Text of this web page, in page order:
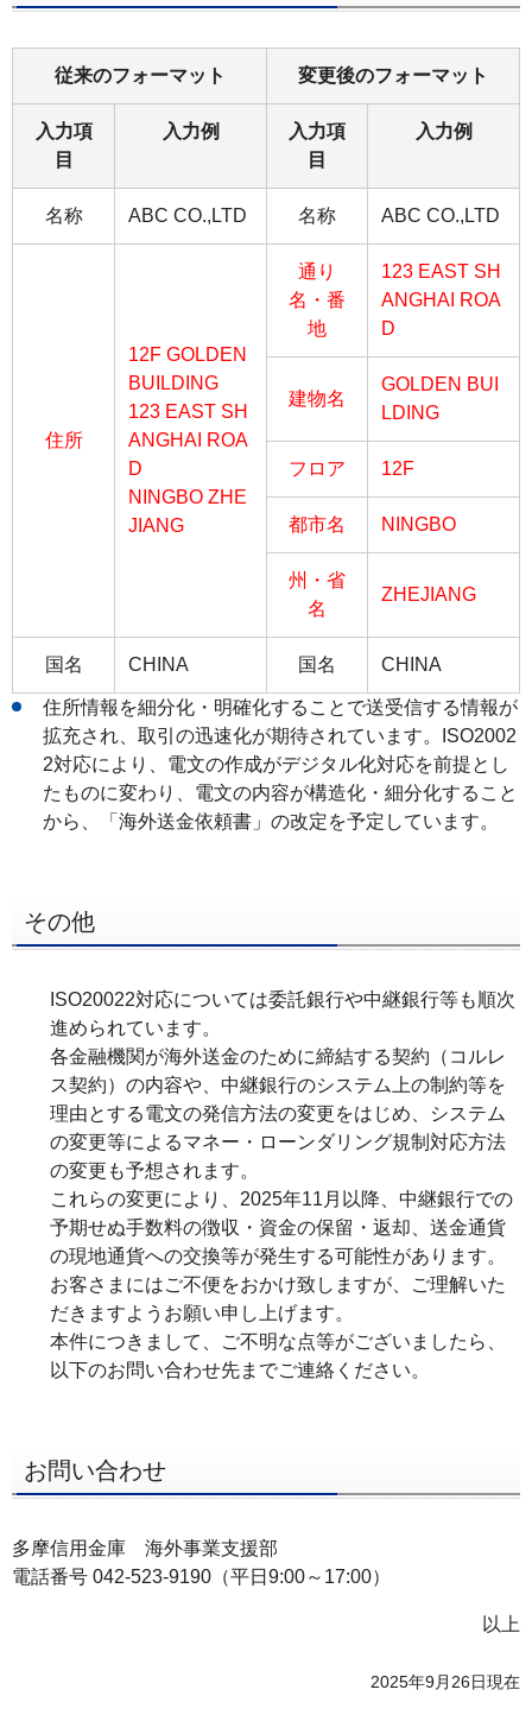
従来のフォーマット 変更後のフォーマット
入力項
目
入力例
入力項
目
入力例
名称 ABC CO.,LTD 名称 ABC CO.,LTD
住所
12F GOLDEN
BUILDING
123 EAST SH
ANGHAI ROA
D
NINGBO ZHE
JIANG
通り
名・番
地
123 EAST SH
ANGHAI ROA
D
建物名
GOLDEN BUI
LDING
フロア 12F
都市名 NINGBO
州・省
名
ZHEJIANG
国名 CHINA 国名 CHINA
住所情報を細分化・明確化することで送受信する情報が
拡充され、取引の迅速化が期待されています。ISO2002
2対応により、電文の作成がデジタル化対応を前提とし
たものに変わり、電文の内容が構造化・細分化すること
から、「海外送金依頼書」の改定を予定しています。
その他
ISO20022対応については委託銀行や中継銀行等も順次
進められています。
各金融機関が海外送金のために締結する契約（コルレ
ス契約）の内容や、中継銀行のシステム上の制約等を
理由とする電文の発信方法の変更をはじめ、システム
の変更等によるマネー・ローンダリング規制対応方法
の変更も予想されます。
これらの変更により、2025年11月以降、中継銀行での
予期せぬ手数料の徴収・資金の保留・返却、送金通貨
の現地通貨への交換等が発生する可能性があります。
お客さまにはご不便をおかけ致しますが、ご理解いた
だきますようお願い申し上げます。
本件につきまして、ご不明な点等がございましたら、
以下のお問い合わせ先までご連絡ください。
お問い合わせ
多摩信用金庫 海外事業支援部
電話番号 042-523-9190（平日9:00～17:00）
以上
2025年9月26日現在